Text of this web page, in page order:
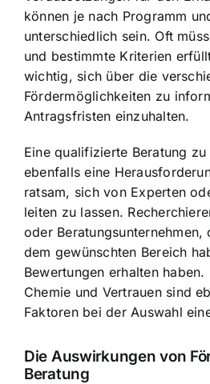
können je nach Programm
unterschiedlich sein. Oft
und bestimmte Kriterien
wichtig, sich über die
Fördermöglichkeiten zu
Antragsfristen einzuhalten.
Eine qualifizierte Beratung
ebenfalls eine
ratsam, sich von Experten
leiten zu lassen.
oder Beratungsunternehmen,
dem gewünschten Bereich
Bewertungen erhalten
Chemie und Vertrauen sind
Faktoren bei der Auswahl
Die Auswirkungen von
Beratung